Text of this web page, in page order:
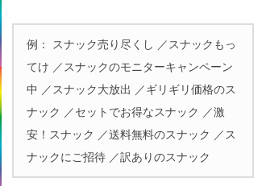
例： スナック売り尽くし ／スナックもっ
てけ ／スナックのモニターキャンペーン
中 ／スナック大放出 ／ギリギリ価格のス
ナック ／セットでお得なスナック ／激
安！スナック ／送料無料のスナック ／ス
ナックにご招待 ／訳ありのスナック